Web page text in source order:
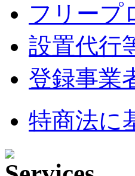
フリープ
設置代行
登録事業
特商法に